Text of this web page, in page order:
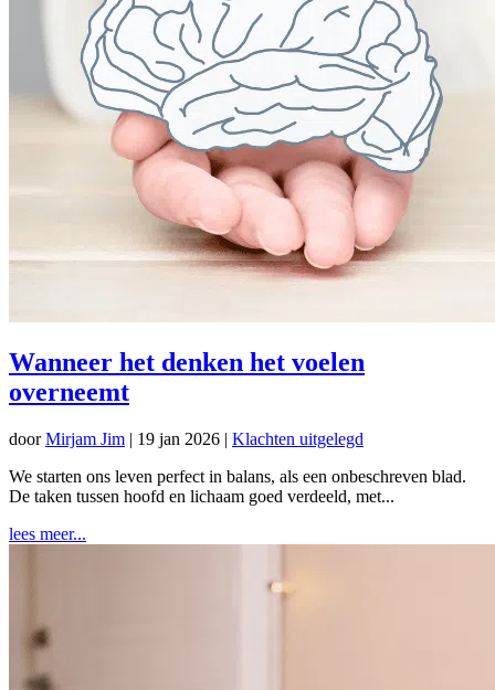
Wanneer het denken het voelen
overneemt
doorMirjam Jim | 19 jan 2026 | Klachten uitgelegd
We starten ons leven perfect in balans, als een onbeschreven blad.
De taken tussen hoofd en lichaam goed verdeeld, met...
lees meer...